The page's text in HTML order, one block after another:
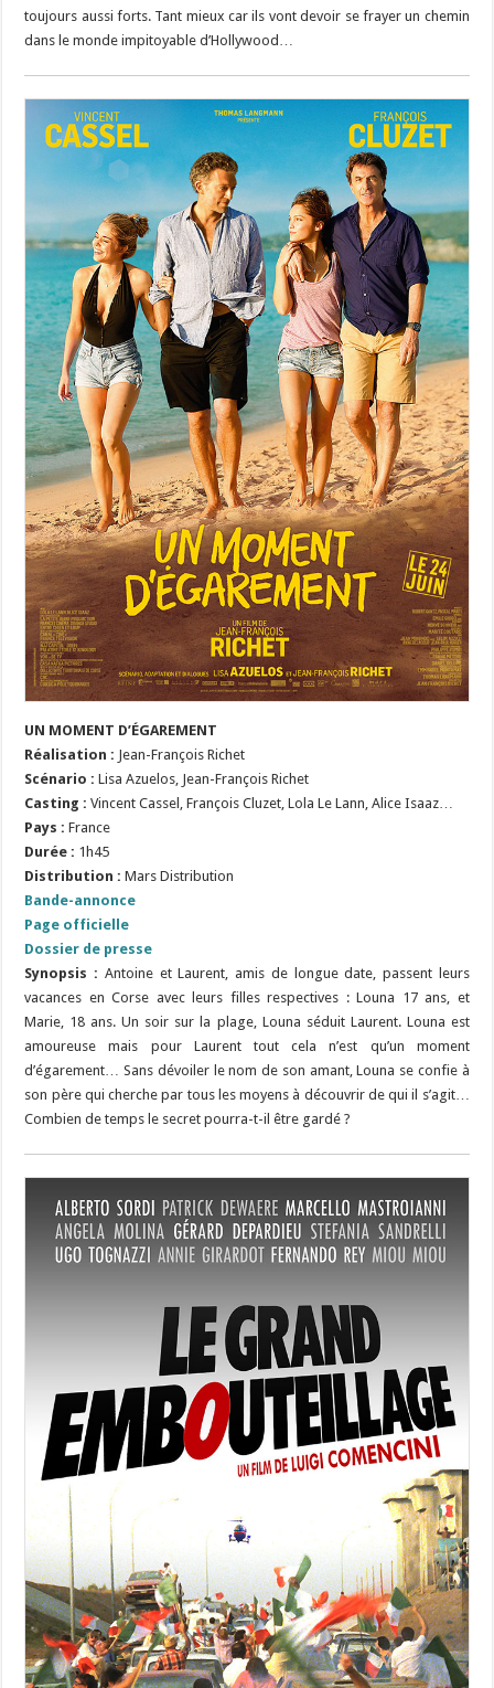
toujours aussi forts. Tant mieux car ils vont devoir se frayer un chemin
dans le monde impitoyable d’Hollywood…
UN MOMENT D’ÉGAREMENT
Réalisation : Jean-François Richet
Scénario : Lisa Azuelos, Jean-François Richet
Casting : Vincent Cassel, François Cluzet, Lola Le Lann, Alice Isaaz…
Pays : France
Durée : 1h45
Distribution : Mars Distribution
Bande-annonce
Page officielle
Dossier de presse
Synopsis : Antoine et Laurent, amis de longue date, passent leurs
vacances en Corse avec leurs filles respectives : Louna 17 ans, et
Marie, 18 ans. Un soir sur la plage, Louna séduit Laurent. Louna est
amoureuse mais pour Laurent tout cela n’est qu’un moment
d’égarement… Sans dévoiler le nom de son amant, Louna se confie à
son père qui cherche par tous les moyens à découvrir de qui il s’agit…
Combien de temps le secret pourra-t-il être gardé ?